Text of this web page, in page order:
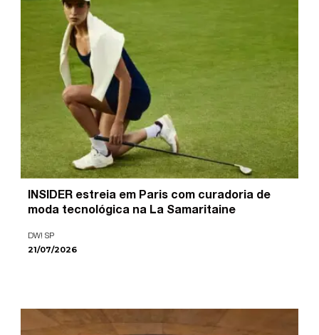
INSIDER estreia em Paris com curadoria de
moda tecnológica na La Samaritaine
DW! SP
21/07/2026